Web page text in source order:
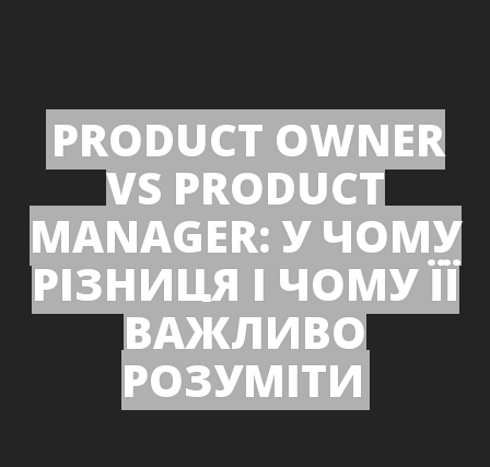
PRODUCT OWNER
VS PRODUCT
MANAGER: У ЧОМУ
РІЗНИЦЯ І ЧОМУ ЇЇ
ВАЖЛИВО
РОЗУМІТИ